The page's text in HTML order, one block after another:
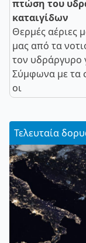
πτώση του
καταιγίδων
Θερμές αέριες
μας από τα
τον υδράργυρο
Σύμφωνα με τα
οι
Τελευταία